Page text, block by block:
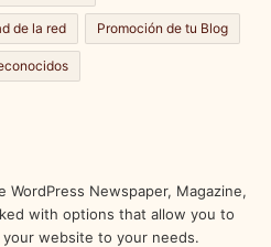
de la red Promoción de tu Blog
WordPress Newspaper, Magazine,
with options that allow you to
website to your needs.